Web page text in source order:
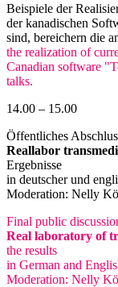
Beispiele der
der kanadischen
sind, bereichern die
the realization of
Canadian software
talks.
14.00 – 15.00
Öffentliches
Reallabor
Ergebnisse
in deutscher und
Moderation: Nelly
Final public
Real laboratory of
the results
in German and
Moderation: Nelly